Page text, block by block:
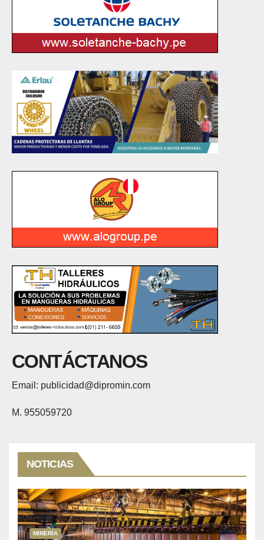
CONTÁCTANOS
Email: publicidad@dipromin.com
M. 955059720
NOTICIAS
MINERÍA